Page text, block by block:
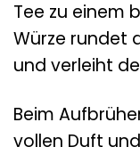
Tee zu einem
Würze rundet
und verleiht
Beim
vollen Duft